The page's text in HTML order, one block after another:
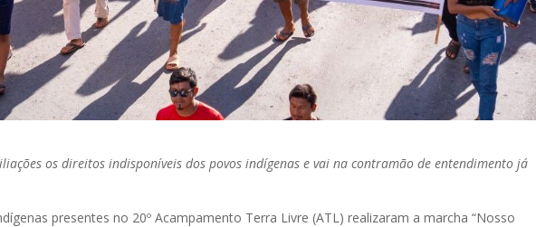
os direitos indisponíveis dos povos indígenas e vai na contramão de entendimento já
presentes no 20º Acampamento Terra Livre (ATL) realizaram a marcha “Nosso